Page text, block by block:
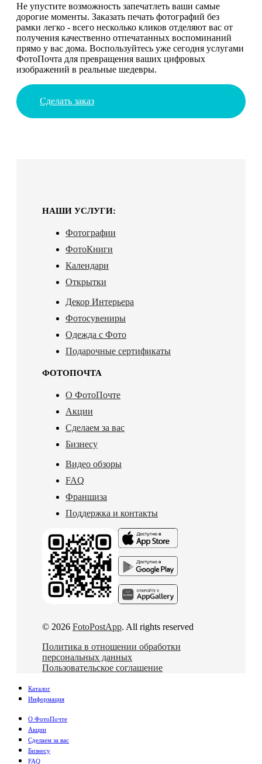
Не упустите возможность запечатлеть ваши самые
дорогие моменты. Заказать печать фотографий без
рамки легко - всего несколько кликов отделяют вас от
получения качественно отпечатанных воспоминаний
прямо у вас дома. Воспользуйтесь уже сегодня услугами
ФотоПочта для превращения ваших цифровых
изображений в реальные шедевры.
Сделать заказ
НАШИ УСЛУГИ:
Фотографии
ФотоКниги
Календари
Открытки
Декор Интерьера
Фотосувениры
Одежда с Фото
Подарочные сертификаты
ФОТОПОЧТА
О ФотоПочте
Акции
Сделаем за вас
Бизнесу
Видео обзоры
FAQ
Франшиза
Поддержка и контакты
© 2026 FotoPostApp. All rights reserved
Политика в отношении обработки
персональных данных
Пользовательское соглашение
Каталог
Информация
О ФотоПочте
Акции
Сделаем за вас
Бизнесу
FAQ